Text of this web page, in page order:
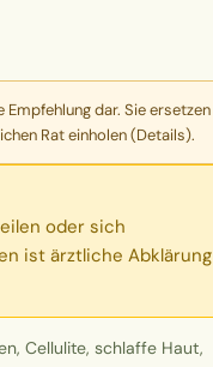
dar. Sie ersetzen
Rat einholen (Details).
oder sich
ist ärztliche Abklärung
Cellulite, schlaffe Haut,